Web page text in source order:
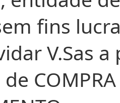
fins
V.Sas
COMPRA